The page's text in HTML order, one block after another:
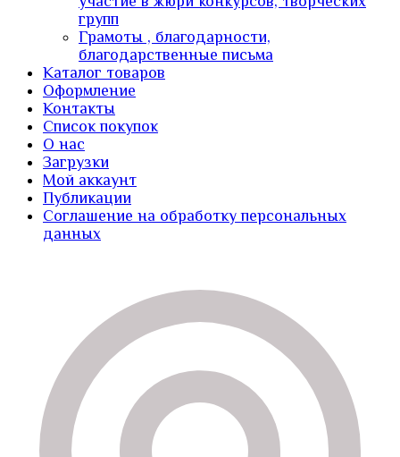
групп
Грамоты , благодарности,
благодарственные письма
Каталог товаров
Оформление
Контакты
Список покупок
О нас
Загрузки
Мой аккаунт
Публикации
Соглашение на обработку персональных
данных